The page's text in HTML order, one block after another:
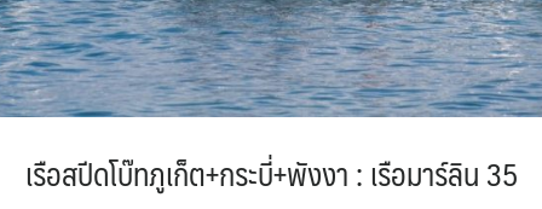
JPN ญี่ปุ่น 71 JOR จอร์แดน 4
KAZ คาซัคสถาน 19 KGZ คีร์กีซสถาน 4
KORS เกาหลีใต้ 2 LAO ลาว 0
LBN เลบานอน MYS มาเลเซีย 0
1
BLR เบลารุส 0 BEL เบลเยี่ยม 0
HRV โครเอเชีย 3 CYP ไซปรัส 0
CZE เช็ก 0
FRO หมู่เกาะแฟโร 2 FRA ฝรั่งเศส 1
11
ไมโครนีเซีย - Micronesia 1 แอลจีเรีย - Algeria 0
ออสเตรเลีย - Australia 18 ทัวร์ อันซีน ประเทศแปลก 32
ลิเบีย - Libya 1 บราซิล - Brazil 0
เอธิโอเปีย - Ethiopia อียิปต์ - Egypt
เรือสปีดโบ๊ทภูเก็ต+กระบี่+พังงา: เรือมาร์ลิน 35